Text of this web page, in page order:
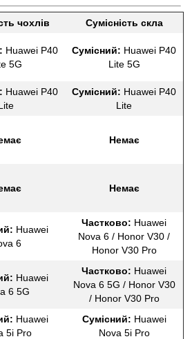
чохлів
Сумісність скла
Huawei P40
5G
Сумісний: Huawei P40
Lite 5G
Huawei P40
Сумісний: Huawei P40
Lite
Немає
Немає
Huawei
6
Частково: Huawei
Nova 6 / Honor V30 /
Honor V30 Pro
Huawei
6 5G
Частково: Huawei
Nova 6 5G / Honor V30
/ Honor V30 Pro
Huawei
5i Pro
Сумісний: Huawei
Nova 5i Pro